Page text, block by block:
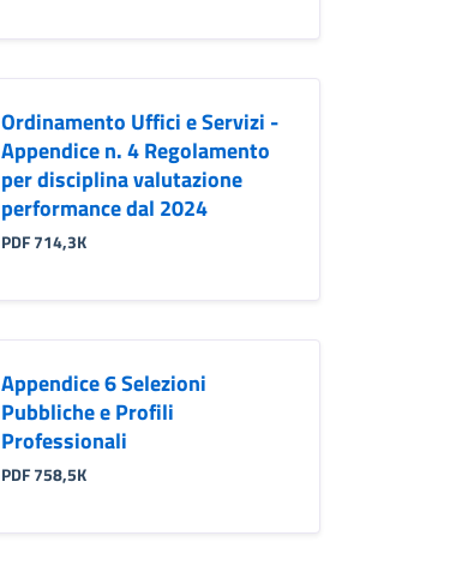
Ordinamento Uffici e Servizi -
Appendice n. 4 Regolamento
per disciplina valutazione
performance dal 2024
PDF 714,3K
Appendice 6 Selezioni
Pubbliche e Profili
Professionali
PDF 758,5K